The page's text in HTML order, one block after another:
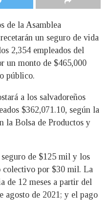
de la Asamblea
un seguro de vida
2,354 empleados del
un monto de $465,000
público.
a los salvadoreños
$362,071.10, según la
la Bolsa de Productos y
de $125 mil y los
colectivo por $30 mil. La
de 12 meses a partir del
agosto de 2021; y el pago